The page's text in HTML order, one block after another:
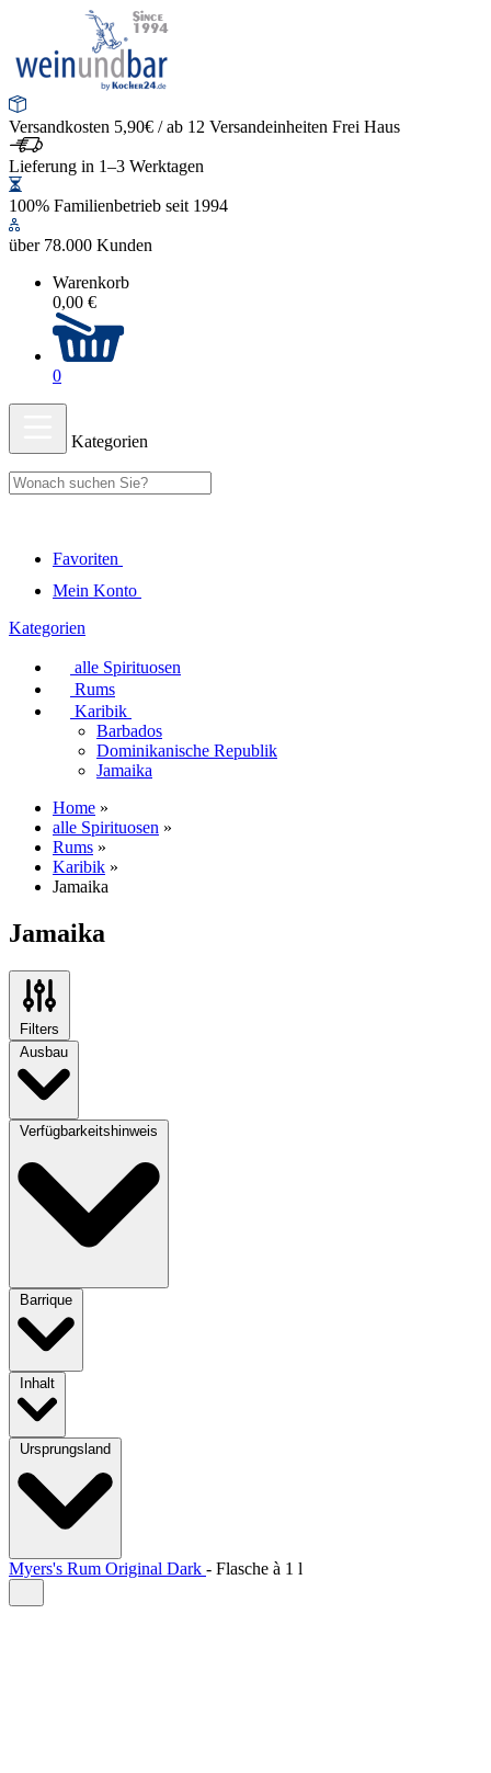
Versandkosten 5,90€ / ab 12 Versandeinheiten Frei Haus
Lieferung in 1–3 Werktagen
100% Familienbetrieb seit 1994
über 78.000 Kunden
Warenkorb
0,00 €
0
Kategorien
Favoriten
Mein Konto
Kategorien
alle Spirituosen
Rums
Karibik
Barbados
Dominikanische Republik
Jamaika
Home »
alle Spirituosen »
Rums »
Karibik »
Jamaika
Jamaika
Filters
Ausbau
Verfügbarkeitshinweis
Barrique
Inhalt
Ursprungsland
Myers's Rum Original Dark - Flasche à 1 l